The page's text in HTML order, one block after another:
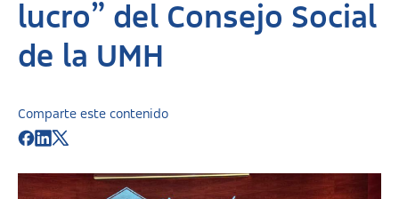
lucro” del Consejo Social
de la UMH
Comparte este contenido